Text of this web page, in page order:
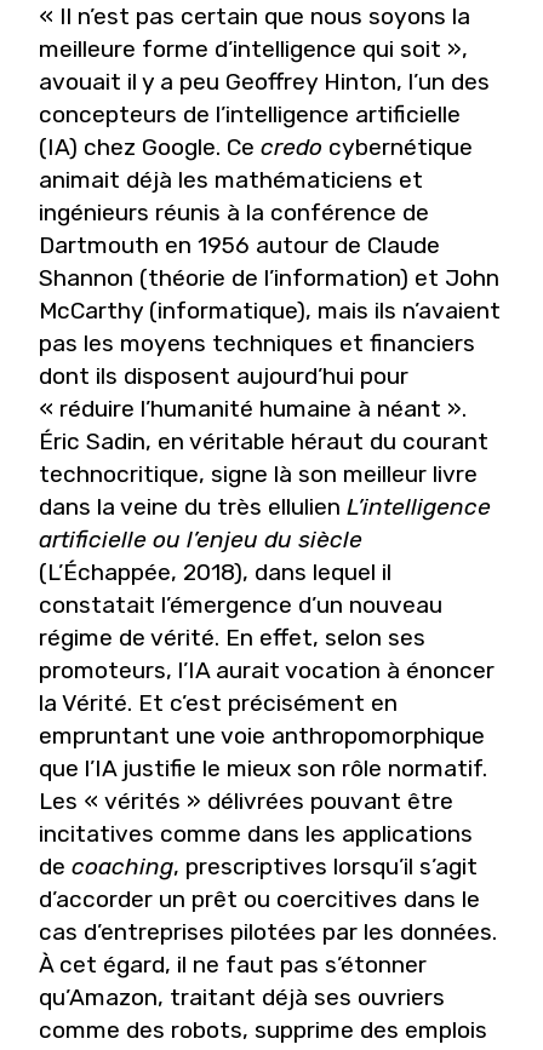
« Il n’est pas certain que nous soyons la
meilleure forme d’intelligence qui soit »,
avouait il y a peu Geoffrey Hinton, l’un des
concepteurs de l’intelligence artificielle
(IA) chez Google. Ce credo cybernétique
animait déjà les mathématiciens et
ingénieurs réunis à la conférence de
Dartmouth en 1956 autour de Claude
Shannon (théorie de l’information) et John
McCarthy (informatique), mais ils n’avaient
pas les moyens techniques et financiers
dont ils disposent aujourd’hui pour
« réduire l’humanité humaine à néant ».
Éric Sadin, en véritable héraut du courant
technocritique, signe là son meilleur livre
dans la veine du très ellulien L’intelligence
artificielle ou l’enjeu du siècle
(L’Échappée, 2018), dans lequel il
constatait l’émergence d’un nouveau
régime de vérité. En effet, selon ses
promoteurs, l’IA aurait vocation à énoncer
la Vérité. Et c’est précisément en
empruntant une voie anthropomorphique
que l’IA justifie le mieux son rôle normatif.
Les « vérités » délivrées pouvant être
incitatives comme dans les applications
de coaching, prescriptives lorsqu’il s’agit
d’accorder un prêt ou coercitives dans le
cas d’entreprises pilotées par les données.
À cet égard, il ne faut pas s’étonner
qu’Amazon, traitant déjà ses ouvriers
comme des robots, supprime des emplois